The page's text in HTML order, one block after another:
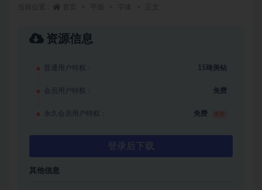
资源信息
普通用户特权： 15琦美钻
会员用户特权： 免费
永久会员用户特权： 免费
登录后下载
其他信息